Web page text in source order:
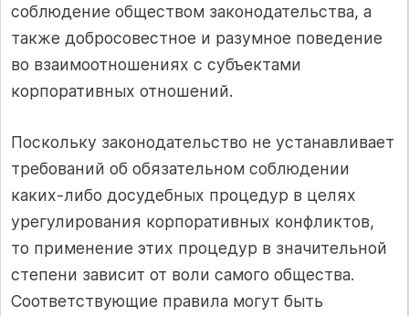
соблюдение обществом законодательства, а
также добросовестное и разумное поведение
во взаимоотношениях с субъектами
корпоративных отношений.
Поскольку законодательство не устанавливает
требований об обязательном соблюдении
каких-либо досудебных процедур в целях
урегулирования корпоративных конфликтов,
то применение этих процедур в значительной
степени зависит от воли самого общества.
Соответствующие правила могут быть